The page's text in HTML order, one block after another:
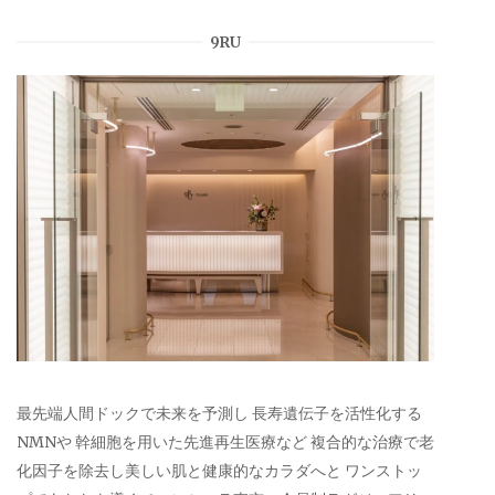
9RU
最先端人間ドックで未来を予測し 長寿遺伝子を活性化する
NMNや 幹細胞を用いた先進再生医療など 複合的な治療で老
化因子を除去し美しい肌と健康的なカラダへと ワンストッ